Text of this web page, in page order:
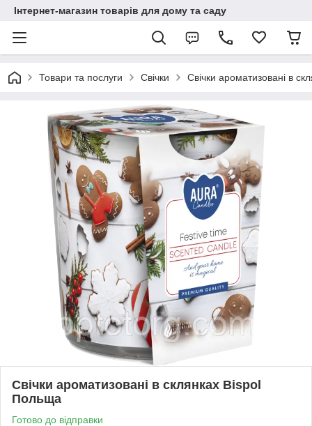
Інтернет-магазин товарів для дому та саду
Товари та послуги Свічки Cвічки ароматизовані в
Свічки ароматизовані в склянках Bispol
Польща
Готово до відправки